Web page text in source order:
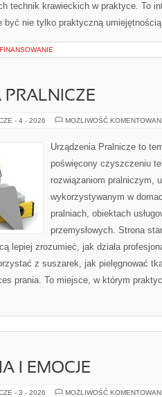
technik krawieckich w praktyce. To
być nie tylko praktyczną
PRALNICZE
- 4 - 2026 MOŻLIWOŚĆ
Urządzenia Pralnicze to
poświęcony czyszczeniu
rozwiązaniom pralniczym,
wykorzystywanym w
pralniach, obiektach
przemysłowych. Strona
lepiej zrozumieć, jak działa
z suszarek, jak pielęgnować
prania. To miejsce, w którym
I EMOCJE
- 3 - 2026 MOŻLIWOŚĆ